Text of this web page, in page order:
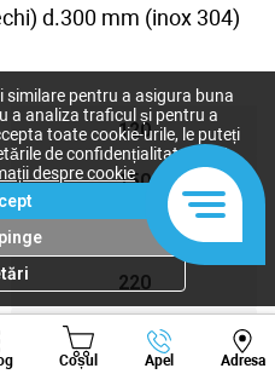
d.300 mm (inox 304)
120
150
180
220
240
Coșul Apel Adresa
Viber Whatsapp
similare pentru a asigura buna
a analiza traficul și pentru a
toate cookie-urile, le puteți
de confidențialitate după
despre cookie